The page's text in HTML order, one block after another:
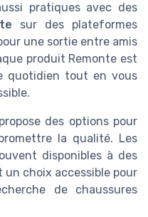
pratiques avec des
sur des plateformes
une sortie entre amis
produit Remonte est
quotidien tout en vous
des options pour
la qualité. Les
disponibles à des
choix accessible pour
de chaussures